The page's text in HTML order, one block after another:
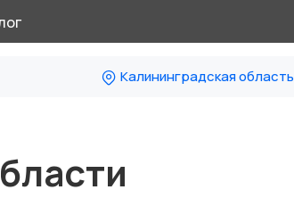
Калининградская область